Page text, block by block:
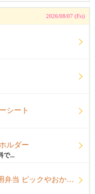
2026/08/07 (Fri)
シート
ルダー
で...
Bento キッズ用お弁当 大人用弁当 ピックやおかずカップ他